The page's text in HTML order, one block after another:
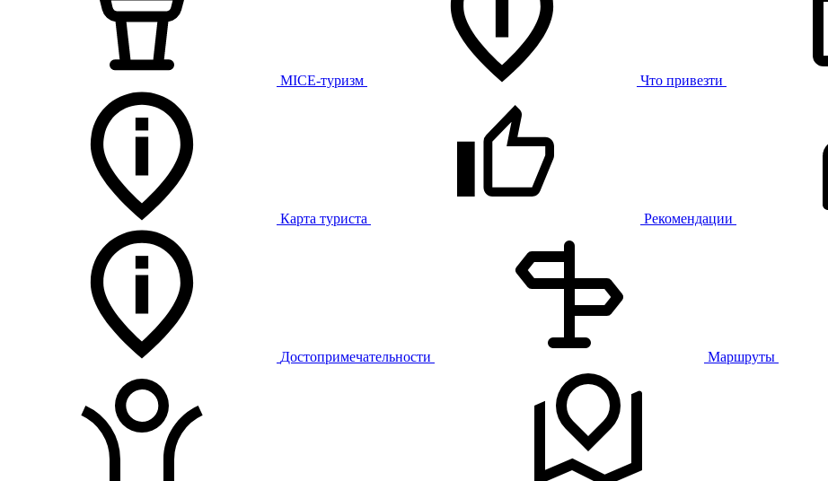
MICE-туризм Что привезти
Карта туриста Рекомендации
Достопримечательности Маршруты